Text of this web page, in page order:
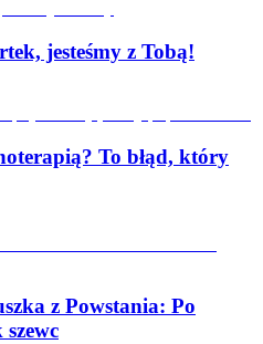
jesteśmy z Tobą!
To błąd, który
z Powstania: Po